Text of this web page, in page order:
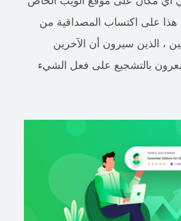
على اكتساب المصداقية من
، الذين سيرون أن الآخرين
بالتشجيع على فعل الشيء